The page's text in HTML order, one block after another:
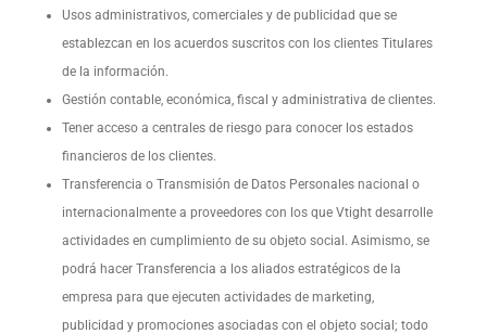
Usos administrativos, comerciales y de publicidad que se
establezcan en los acuerdos suscritos con los clientes Titulares
de la información.
Gestión contable, económica, fiscal y administrativa de clientes.
Tener acceso a centrales de riesgo para conocer los estados
financieros de los clientes.
Transferencia o Transmisión de Datos Personales nacional o
internacionalmente a proveedores con los que Vtight desarrolle
actividades en cumplimiento de su objeto social. Asimismo, se
podrá hacer Transferencia a los aliados estratégicos de la
empresa para que ejecuten actividades de marketing,
publicidad y promociones asociadas con el objeto social; todo